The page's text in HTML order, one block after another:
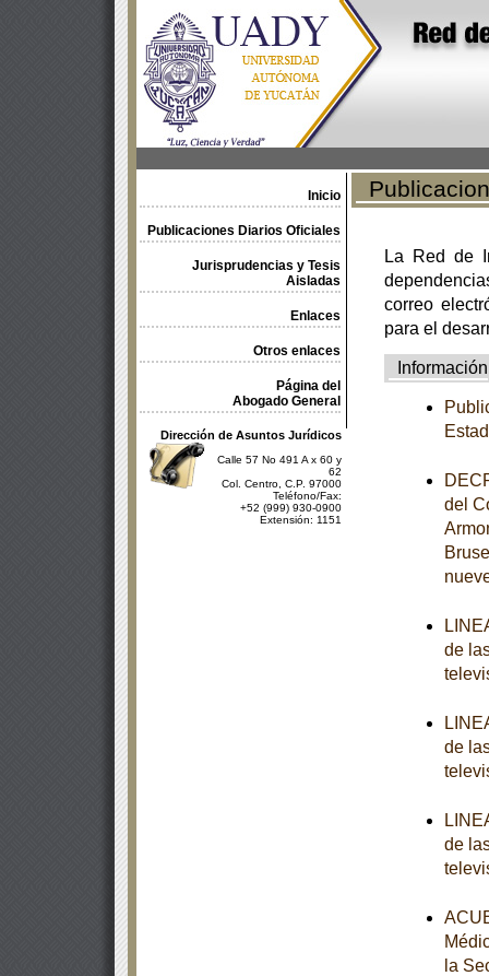
Inicio
Publicaciones Diarios Oficiales
Jurisprudencias y Tesis
Aisladas
Enlaces
Otros enlaces
Página del
Abogado General
Dirección de Asuntos Jurídicos
Calle 57 No 491 A x 60 y
62
Col. Centro, C.P. 97000
Teléfono/Fax:
+52 (999) 930-0900
Extensión: 1151
La Red de
correo
para el
Información
del
de
de
de
la